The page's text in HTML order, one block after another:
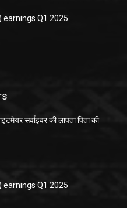
earnings Q1 2025
सर्वाइवर की लापता पिता की
earnings Q1 2025